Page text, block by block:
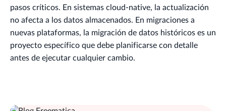
pasos críticos. En sistemas cloud-native, la actualización
no afecta a los datos almacenados. En migraciones a
nuevas plataformas, la migración de datos históricos es un
proyecto específico que debe planificarse con detalle
antes de ejecutar cualquier cambio.